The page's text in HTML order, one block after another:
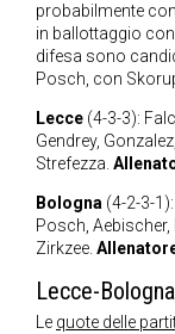
probabilmente
in ballottaggio
difesa sono
Posch, con
Lecce (4-3-3):
Gendrey,
Strefezza.
Bologna (4-2-3-
Posch, Aebischer,
Zirkzee.
Lecce-
Le quote delle